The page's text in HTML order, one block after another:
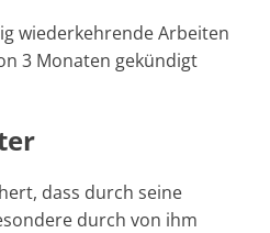
wiederkehrende Arbeiten
3 Monaten gekündigt
dass durch seine
durch von ihm